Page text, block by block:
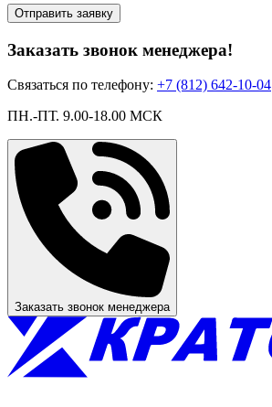
Отправить заявку
Заказать звонок менеджера!
Связаться по телефону: +7 (812) 642-10-04
ПН.-ПТ. 9.00-18.00 МСК
Заказать звонок менеджера